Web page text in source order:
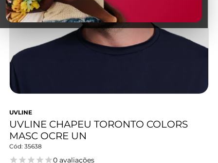
UVLINE
UVLINE CHAPEU TORONTO COLORS
MASC OCRE UN
35638
0 avaliações